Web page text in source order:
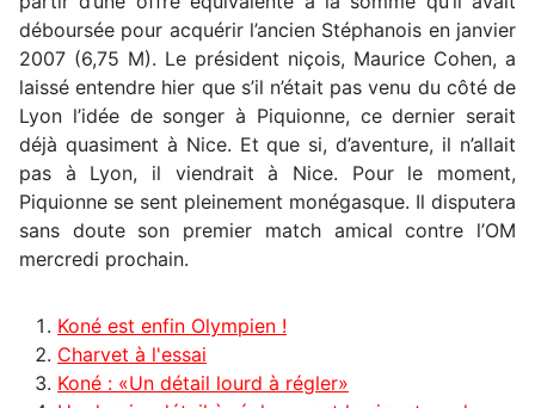
déboursée pour acquérir l’ancien Stéphanois en janvier
2007 (6,75 M). Le président niçois, Maurice Cohen, a
laissé entendre hier que s’il n’était pas venu du côté de
Lyon l’idée de songer à Piquionne, ce dernier serait
déjà quasiment à Nice. Et que si, d’aventure, il n’allait
pas à Lyon, il viendrait à Nice. Pour le moment,
Piquionne se sent pleinement monégasque. Il disputera
sans doute son premier match amical contre l’OM
mercredi prochain.
Koné est enfin Olympien !
Charvet à l'essai
Koné : «Un détail lourd à régler»